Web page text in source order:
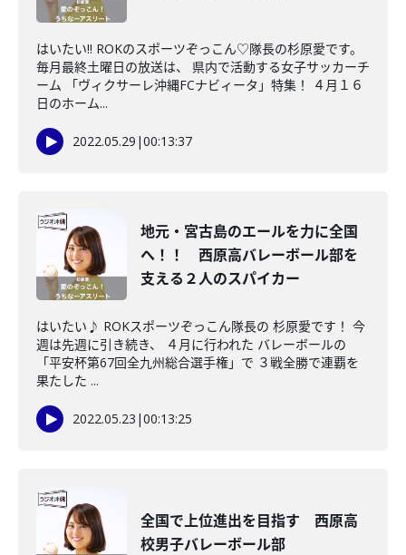
はいたい!! ROKのスポーツぞっこん♡隊長の杉原愛です。
毎月最終土曜日の放送は、 県内で活動する女子サッカーチ
ーム 「ヴィクサーレ沖縄FCナビィータ」特集！ ４月１６
日のホーム...
2022.05.29 |00:13:37
地元・宮古島のエールを力に全国
へ！！ 西原高バレーボール部を
支える２人のスパイカー
はいたい♪ ROKスポーツぞっこん隊長の 杉原愛です！ 今
週は先週に引き続き、 ４月に行われた バレーボールの
「平安杯第67回全九州総合選手権」で ３戦全勝で連覇を
果たした ...
2022.05.23 |00:13:25
全国で上位進出を目指す 西原高
校男子バレーボール部